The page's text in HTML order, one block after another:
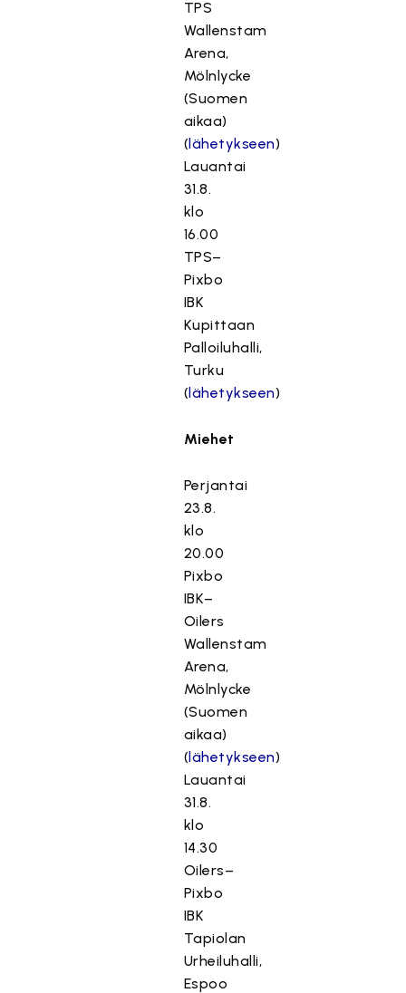
TPS
Wallenstam
Arena,
Mölnlycke
(Suomen
aikaa)
(lähetykseen)
Lauantai
31.8.
klo
16.00
TPS–
Pixbo
IBK
Kupittaan
Palloiluhalli,
Turku
(lähetykseen)
Miehet
Perjantai
23.8.
klo
20.00
Pixbo
IBK–
Oilers
Wallenstam
Arena,
Mölnlycke
(Suomen
aikaa)
(lähetykseen)
Lauantai
31.8.
klo
14.30
Oilers–
Pixbo
IBK
Tapiolan
Urheiluhalli,
Espoo